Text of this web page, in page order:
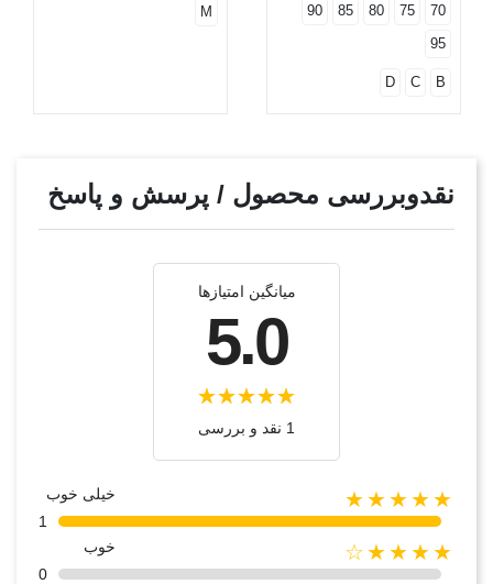
70
75
80
85
90
95
B
C
D
M
نقدوبررسی محصول / پرسش و پاسخ
میانگین امتیازها
5.0
1 نقد و بررسی
★★★★★
خیلی خوب
1
★★★★☆
خوب
0